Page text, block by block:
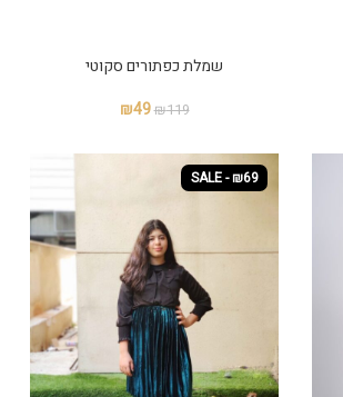
שמלת כפתורים סקוטי
₪119
₪49
SALE - ₪69